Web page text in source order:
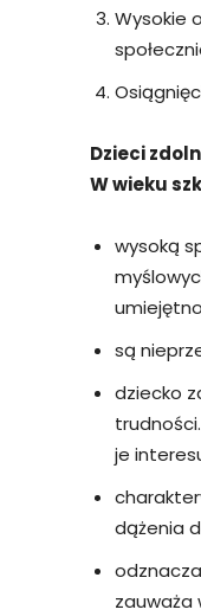
Wysokie
Dzieci
W wieku
wysoką
są
dziecko
je
dążenia
zauważa